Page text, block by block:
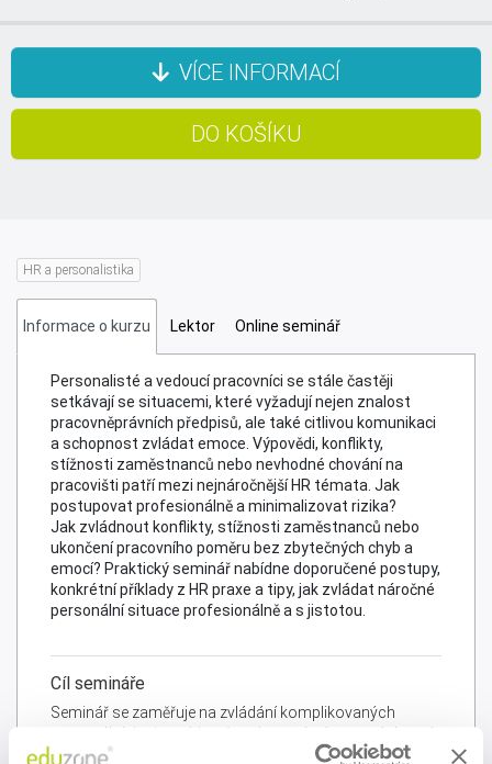
VÍCE INFORMACÍ
pro vedoucí a personalisty
HR a personalistika
Informace o kurzu Lektor Online seminář
Personalisté a vedoucí pracovníci se stále častěji
setkávají se situacemi, které vyžadují nejen znalost
pracovněprávních předpisů, ale také citlivou komunikaci
a schopnost zvládat emoce. Výpovědi, konflikty,
stížnosti zaměstnanců nebo nevhodné chování na
pracovišti patří mezi nejnáročnější HR témata. Jak
postupovat profesionálně a minimalizovat rizika?
Jak zvládnout konflikty, stížnosti zaměstnanců nebo
ukončení pracovního poměru bez zbytečných chyb a
emocí? Praktický seminář nabídne doporučené postupy,
konkrétní příklady z HR praxe a tipy, jak zvládat náročné
personální situace profesionálně a s jistotou.
Cíl semináře
Seminář se zaměřuje na zvládání komplikovaných
personálních situací, které mohou mít významný dopad
na zaměstnance i organizaci. Účastníci se seznámí s